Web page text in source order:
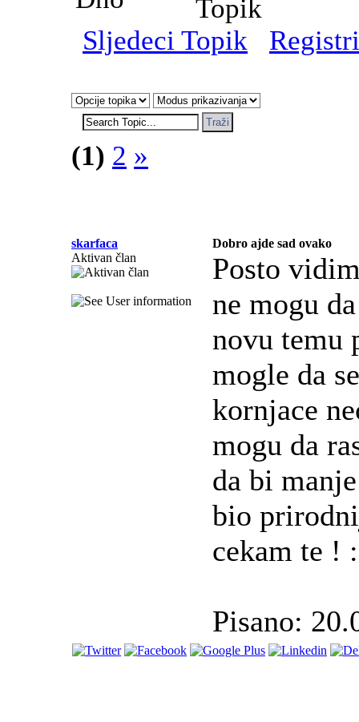
Sljedeci Topik
(1) 2 »
skarfaca
Dobro ajde sad ovako
Aktivan član
Posto
ne mogu
novu
mogle da
kornjace
mogu da
da bi
bio
cekam te !
Pisano: